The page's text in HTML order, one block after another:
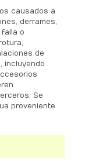
causados a
derrames,
o
de
incluyendo
Se
proveniente